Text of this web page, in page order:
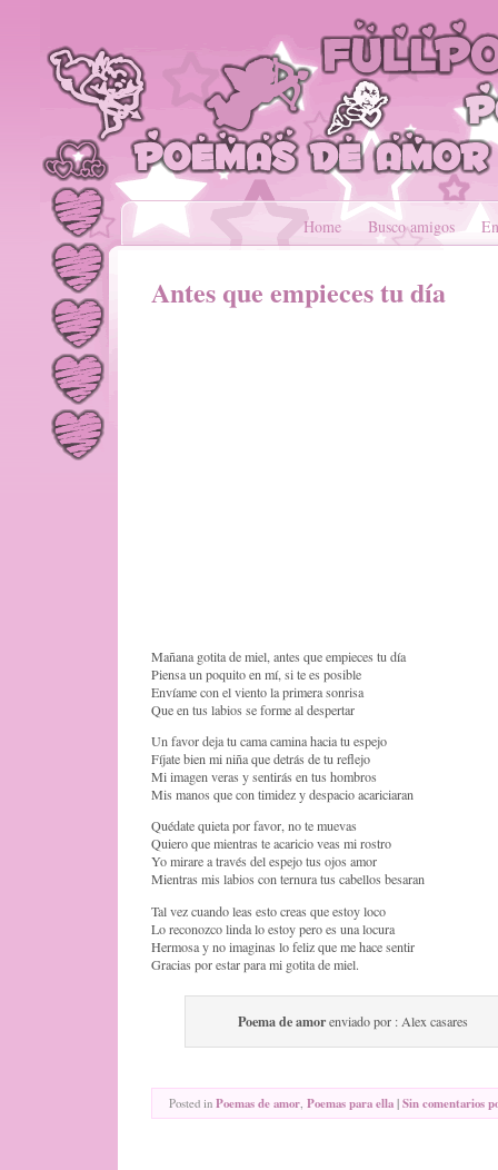
Home Busco amigos
Antes que empieces tu día
Mañana gotita de miel, antes que empieces tu día
Piensa un poquito en mí, si te es posible
Envíame con el viento la primera sonrisa
Que en tus labios se forme al despertar
Un favor deja tu cama camina hacia tu espejo
Fíjate bien mi niña que detrás de tu reflejo
Mi imagen veras y sentirás en tus hombros
Mis manos que con timidez y despacio acariciaran
Quédate quieta por favor, no te muevas
Quiero que mientras te acaricio veas mi rostro
Yo mirare a través del espejo tus ojos amor
Mientras mis labios con ternura tus cabellos besaran
Tal vez cuando leas esto creas que estoy loco
Lo reconozco linda lo estoy pero es una locura
Hermosa y no imaginas lo feliz que me hace sentir
Gracias por estar para mi gotita de miel.
Poema de amorenviado por : Alex casares
Posted in Poemas de amor Poemas para ella|Sin comentarios